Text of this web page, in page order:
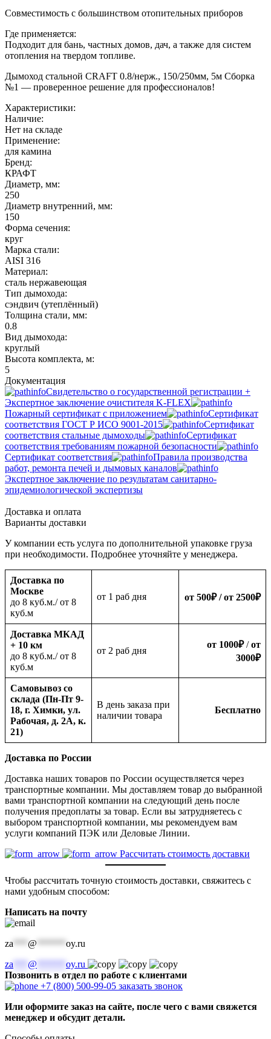
Совместимость с большинством отопительных приборов
Где применяется:
Подходит для бань, частных домов, дач, а также для систем
отопления на твердом топливе.
Дымоход стальной CRAFT 0.8/нерж., 150/250мм, 5м Сборка
№1 — проверенное решение для профессионалов!
Характеристики:
Наличие:
Нет на складе
Применение:
для камина
Бренд:
КРАФТ
Диаметр, мм:
250
Диаметр внутренний, мм:
150
Форма сечения:
круг
Марка стали:
AISI 316
Материал:
сталь нержавеющая
Тип дымохода:
сэндвич (утеплённый)
Толщина стали, мм:
0.8
Вид дымохода:
круглый
Высота комплекта, м:
5
Документация
Свидетельство о государственной регистрации +
Экспертное заключение очистителя K-FLEX
Пожарный сертификат с приложением
Сертификат
соответствия ГОСТ Р ИСО 9001-2015
Сертификат
соответствия стальные дымоходы
Сертификат
соответствия требованиям пожарной безопасности
Сертификат соответствия
Правила производства
работ, ремонта печей и дымовых каналов
Экспертное заключение по результатам санитарно-
эпидемиологической экспертизы
Доставка и оплата
Варианты доставки
У компании есть услуга по дополнительной упаковке груза
при необходимости. Подробнее уточняйте у менеджера.
Доставка по
Москве
до 8 куб.м./ от 8
куб.м
oт 1 раб дня от 500₽/ от 2500₽
Доставка МКАД
+ 10 км
до 8 куб.м./ от 8
куб.м
oт 2 раб дня
от 1000₽/от
3000₽
Самовывоз со
склада (Пн-Пт 9-
18, г. Химки, ул.
Рабочая, д. 2А, к.
21)
В день заказа при
наличии товара
Бесплатно
Доставка по России
Доставка наших товаров по России осуществляется через
транспортные компании. Мы доставляем товар до выбранной
вами транспортной компании на следующий день после
получения предоплаты за товар. Если вы затрудняетесь с
выбором транспортной компании, мы рекомендуем вам
услуги компаний ПЭК или Деловые Линии.
Рассчитать стоимость доставки
Чтобы рассчитать точную стоимость доставки, свяжитесь с
нами удобным способом:
Написать на почту
za @
oy.ru
za
@
oy.ru
Позвонить в отдел по работе с клиентами
+7 (800) 500-99-05 заказать звонок
Или оформите заказ на сайте, после чего с вами свяжется
менеджер и обсудит детали.